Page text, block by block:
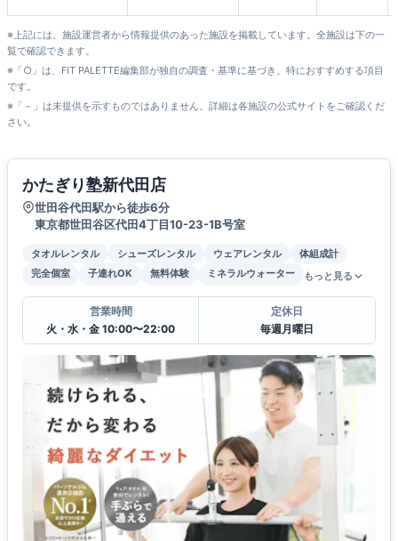
※上記には、施設運営者から情報提供のあった施設を掲載しています。全施設は下の一
覧で確認できます。
※「○」は、FIT PALETTE編集部が独自の調査・基準に基づき、特におすすめする項目
です。
※「－」は未提供を示すものではありません。詳細は各施設の公式サイトをご確認くだ
さい。
かたぎり塾新代田店
世田谷代田駅から徒歩6分
東京都世田谷区代田4丁目10-23-1B号室
タオルレンタル シューズレンタル ウェアレンタル
体組成計
完全個室
子連れOK 無料体験 ミネラルウォーター もっと見る
営業時間
火・水・金 10:00〜22:00
定休日
毎週月曜日